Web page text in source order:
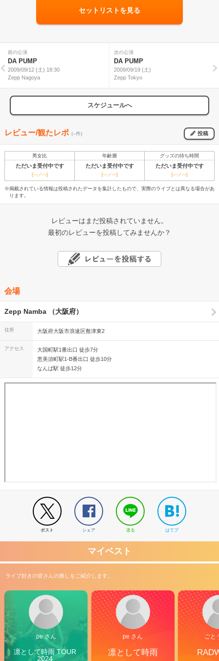
セットリストを見る
前の公演
DA PUMP
2009/09/12 (土) 18:30
Zepp Nagoya
次の公演
DA PUMP
2009/09/19 (土)
Zepp Tokyo
スケジュールへ
レビュー/観たレポ (--件) 投稿
男女比 年齢層 グッズの待ち時間
ただいま受付中です ただいま受付中です ただいま受付中です
[---／---] [---／---] [---／---]
※掲載されている情報は投稿されたデータを集計したもので、実際のライブとは異なる場合があ
ります。
レビューはまだ投稿されていません。
最初のレビューを投稿してみませんか？
会場
Zepp Namba （大阪府）
住所 大阪府大阪市浪速区敷津東2
アクセス
大国町駅1番出口 徒歩7分
恵美須町駅1-B番出口 徒歩10分
なんば駅 徒歩12分
ポスト シェア 送る はてブ
マイベスト
ライブ好きの皆さんの推しをご紹介します。
pe さん
凛として時雨 TOUR
2024
pe さん
凛として時雨
ごと